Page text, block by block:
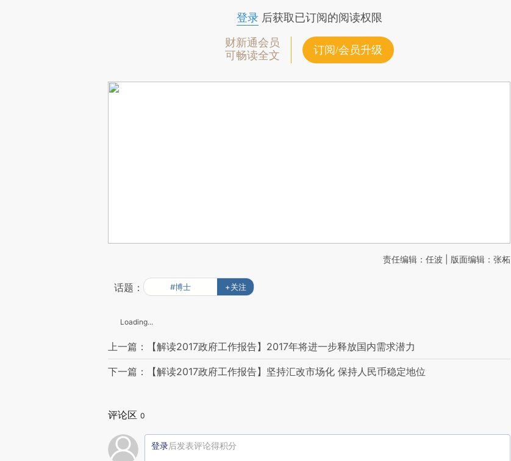
登录后获取已订阅的阅读权限
财新通会员
可畅读全文
订阅/会员升级
责任编辑：任波 | 版面编辑：张柘
话题： #博士 +关注
Loading...
上一篇：【解读2017政府工作报告】2017年将进一步释放国内需求潜力
下一篇：【解读2017政府工作报告】坚持汇改市场化 保持人民币稳定地位
评论区 0
登录后发表评论得积分